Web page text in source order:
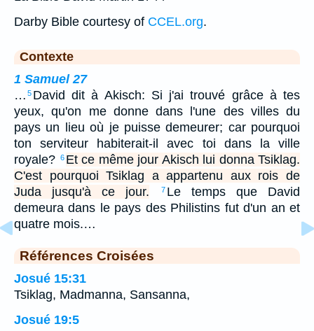
Darby Bible courtesy of CCEL.org.
Contexte
1 Samuel 27
… 5 David dit à Akisch: Si j'ai trouvé grâce à tes
yeux, qu'on me donne dans l'une des villes du
pays un lieu où je puisse demeurer; car pourquoi
ton serviteur habiterait-il avec toi dans la ville
royale? 6 Et ce même jour Akisch lui donna Tsiklag.
C'est pourquoi Tsiklag a appartenu aux rois de
Juda jusqu'à ce jour.
7 Le temps que David
demeura dans le pays des Philistins fut d'un an et
quatre mois.…
Références Croisées
Josué 15:31
Tsiklag, Madmanna, Sansanna,
Josué 19:5